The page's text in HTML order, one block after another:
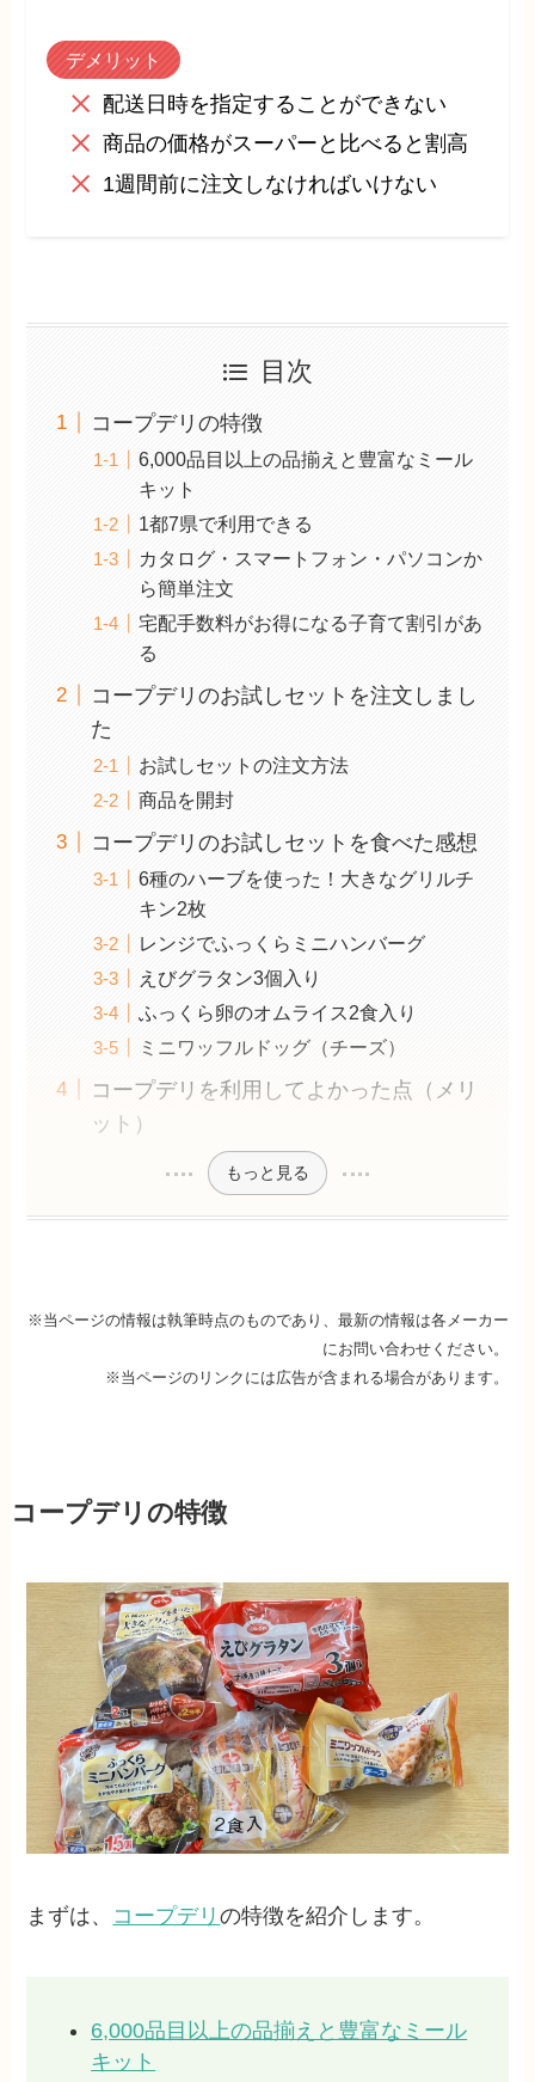
デメリット
配送日時を指定することができない
商品の価格がスーパーと比べると割高
1週間前に注文しなければいけない
目次
コープデリの特徴
6,000品目以上の品揃えと豊富なミール
キット
1都7県で利用できる
カタログ・スマートフォン・パソコンか
ら簡単注文
宅配手数料がお得になる子育て割引があ
る
コープデリのお試しセットを注文しまし
た
お試しセットの注文方法
商品を開封
コープデリのお試しセットを食べた感想
6種のハーブを使った！大きなグリルチ
キン2枚
レンジでふっくらミニハンバーグ
えびグラタン3個入り
ふっくら卵のオムライス2食入り
ミニワッフルドッグ（チーズ）
コープデリを利用してよかった点（メリ
ット）
もっと見る
※当ページの情報は執筆時点のものであり、最新の情報は各メーカー
にお問い合わせください。
※当ページのリンクには広告が含まれる場合があります。
コープデリの特徴
まずは、 コープデリの特徴を紹介します。
6,000品目以上の品揃えと豊富なミール
キット